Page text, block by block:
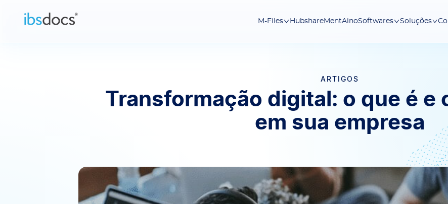
Pular para o conteúdo M-Files HubshareMentAinoSoftwares Soluções
ARTIGOS
Transformação digital: o que é e
em sua empresa